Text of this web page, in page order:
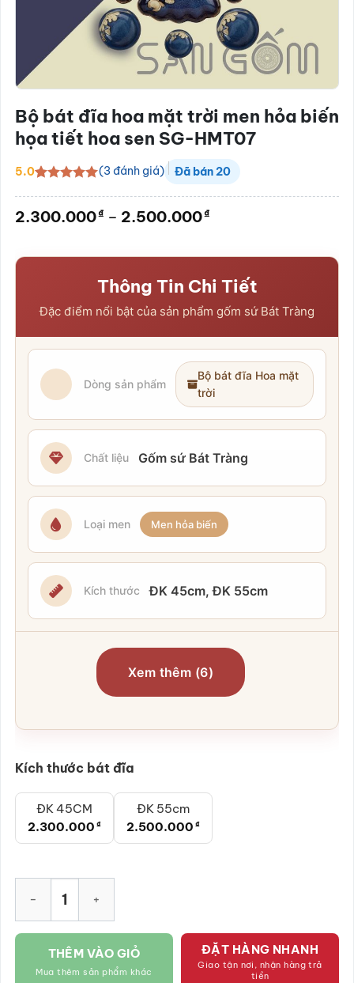
Bộ bát đĩa hoa mặt trời men hỏa biến
họa tiết hoa sen SG-HMT07
5.0
đánh giá
(3 đánh giá) Đã bán20
2.300.000₫ – 2.500.000₫Khoảng
2.300.000₫
đến
2.500.000₫
Thông Tin Chi Tiết
Đặc điểm nổi bật của sản phẩm gốm sứ Bát Tràng
Dòng sản phẩm
Bộ bát đĩa Hoa mặt
trời
Chất liệu Gốm sứ Bát Tràng
Loại men Men hỏa biến
Kích thước ĐK 45cm, ĐK 55cm
Xem thêm (6)
Kích thước bát đĩa
ĐK 45CM
2.300.000 ₫
ĐK 55cm
2.500.000 ₫
THÊM VÀO GIỎ
Mua thêm sản phẩm khác
ĐẶT HÀNG NHANH
Giao tận nơi, nhận hàng trả
tiền